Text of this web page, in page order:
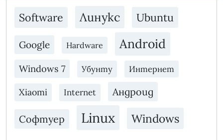
Software Линукс Ubuntu
Google Hardware Android
Windows 7 Убунту Интернет
Xiaomi Internet Андроид
Софтуер Linux Windows